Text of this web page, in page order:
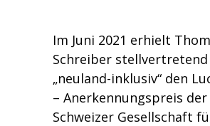
Im Juni 2021 erhielt
Schreiber
„neuland-inklusiv“ den
– Anerkennungspreis der
Schweizer Gesellschaft